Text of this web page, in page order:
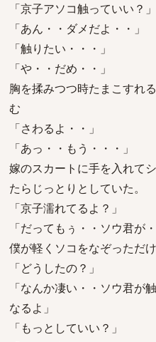
「京子アソコ触っていい？」
「あん・・ダメだよ・・」
「触りたい・・・」
「や・・だめ・・」
胸を揉みつつ時たまこすれ
む
「さわるよ・・」
「あっ・・もう・・・」
嫁のスカートに手を入れて
たらじっとりとしていた。
「京子濡れてるよ？」
「だってもぅ・・ソウ君が
僕が軽くソコをなぞっただ
「どうしたの？」
「なんか凄い・・ソウ君が
なるよ」
「もっとしていい？」